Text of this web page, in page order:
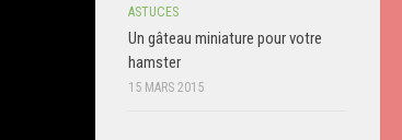
ASTUCES
Un gâteau miniature pour votre
hamster
15 MARS 2015